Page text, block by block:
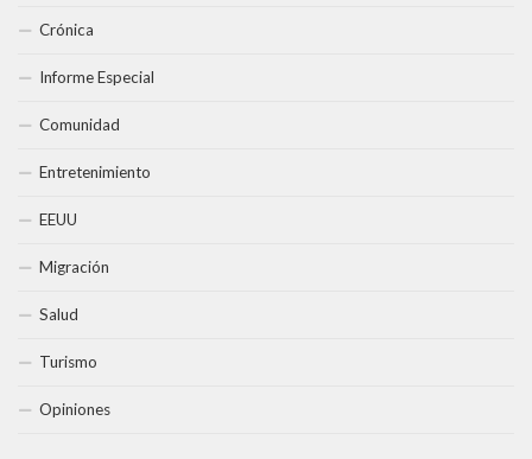
Crónica
Informe Especial
Comunidad
Entretenimiento
EEUU
Migración
Salud
Turismo
Opiniones